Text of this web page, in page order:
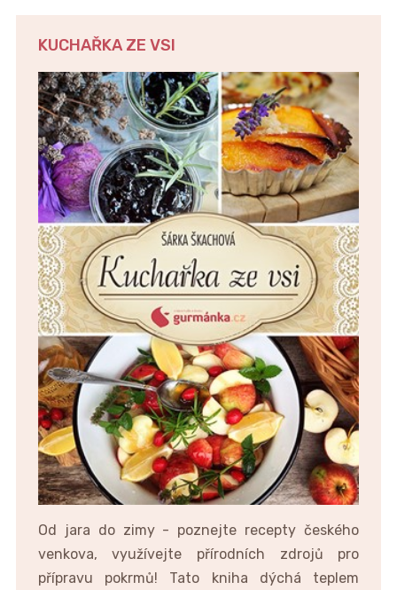
KUCHAŘKA ZE VSI
Od jara do zimy - poznejte recepty českého
venkova, využívejte přírodních zdrojů pro
přípravu pokrmů! Tato kniha dýchá teplem